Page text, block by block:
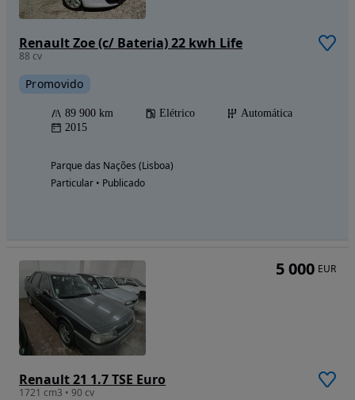
Renault Zoe (c/ Bateria) 22 kwh Life
88 cv
Promovido
89 900 km Elétrico
Automática
2015
Parque das Nações (Lisboa)
Particular • Publicado
Renault 21 1.7 TSE Euro
1721 cm3 • 90 cv
5 000 EUR